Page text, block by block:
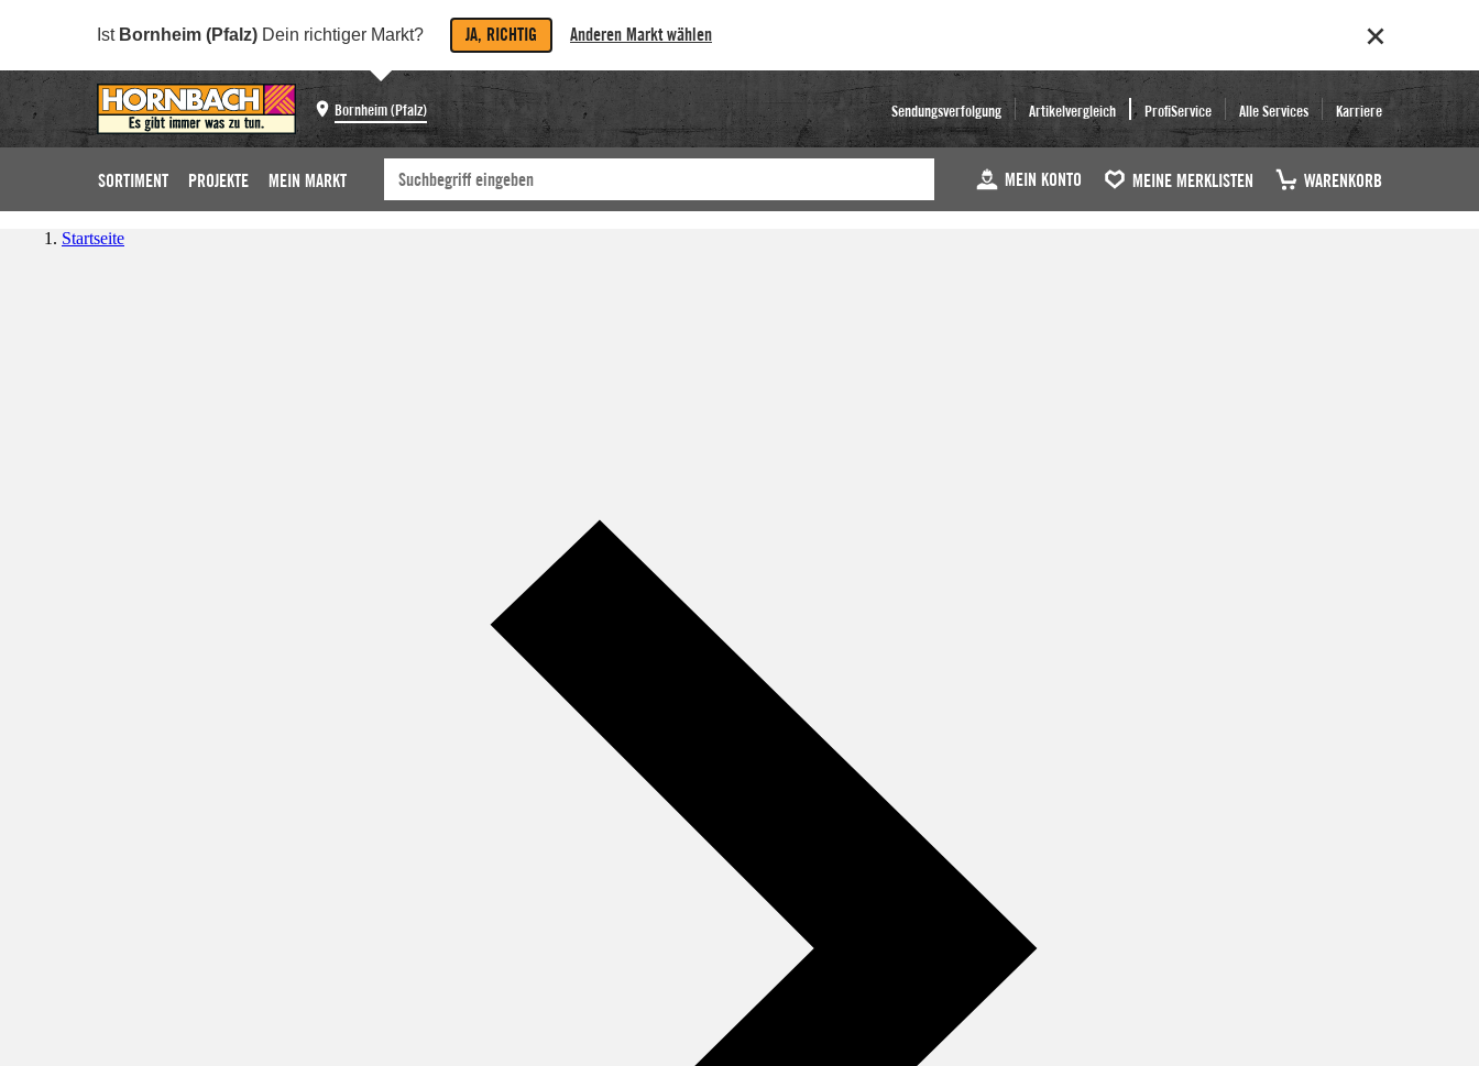
Ist Bornheim (Pfalz) Dein richtiger Markt? JA, RICHTIG Anderen Markt wählen
Bornheim (Pfalz) Sendungsverfolgung Artikelvergleich ProfiService Alle Services Karriere
SORTIMENT PROJEKTE MEIN MARKT MEIN KONTO MEINE MERKLISTEN WARENKORB
Startseite